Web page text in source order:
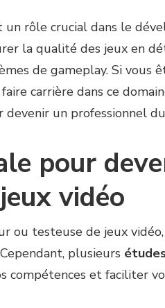
rôle crucial dans le
la qualité des jeux en
de gameplay. Si vous
carrière dans ce
un professionnel
pour
vidéo
ou testeuse de jeux vidéo,
plusieurs
compétences et faciliter